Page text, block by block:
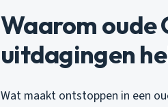
Waarom oude
uitdagingen
Wat maakt ontstoppen in een